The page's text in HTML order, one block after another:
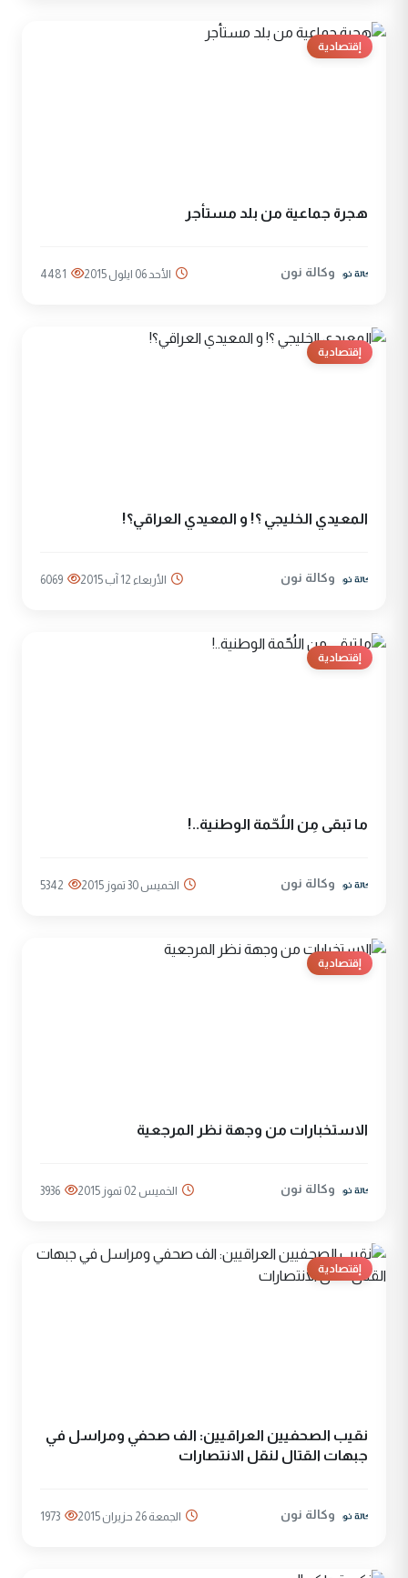
إقتصادية
هجرة جماعية من بلد مستأجر
وكالة نون الأحد 06 ايلول 2015 4481
إقتصادية
المعيدي الخليجي ؟! و المعيدي العراقي؟!
وكالة نون الأربعاء 12 آب 2015 6069
إقتصادية
ما تبقى مِن اللُحّمة الوطنية..!
وكالة نون الخميس 30 تموز 2015 5342
إقتصادية
الاستخبارات من وجهة نظر المرجعية
وكالة نون الخميس 02 تموز 2015 3936
إقتصادية
نقيب الصحفيين العراقيين: الف صحفي ومراسل في
جبهات القتال لنقل الانتصارات
وكالة نون الجمعة 26 حزيران 2015 1973